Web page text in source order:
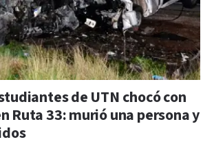
de UTN chocó con
Ruta 33: murió una persona y